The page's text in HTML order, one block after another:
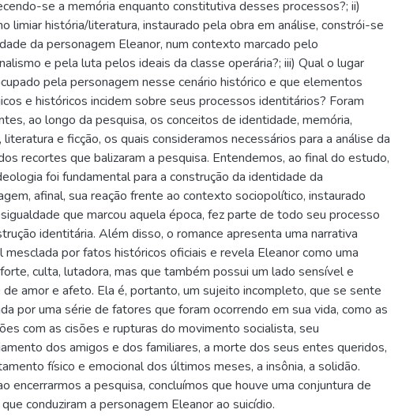
se a memória enquanto constitutiva desses processos?; ii)
limiar história/literatura, instaurado pela obra em análise, constrói-se
da personagem Eleanor, num contexto marcado pelo
e pela luta pelos ideais da classe operária?; iii) Qual o lugar
pela personagem nesse cenário histórico e que elementos
e históricos incidem sobre seus processos identitários? Foram
ao longo da pesquisa, os conceitos de identidade, memória,
literatura e ficção, os quais consideramos necessários para a análise da
recortes que balizaram a pesquisa. Entendemos, ao final do estudo,
foi fundamental para a construção da identidade da
afinal, sua reação frente ao contexto sociopolítico, instaurado
que marcou aquela época, fez parte de todo seu processo
identitária. Além disso, o romance apresenta uma narrativa
mesclada por fatos históricos oficiais e revela Eleanor como uma
culta, lutadora, mas que também possui um lado sensível e
de amor e afeto. Ela é, portanto, um sujeito incompleto, que se sente
por uma série de fatores que foram ocorrendo em sua vida, como as
com as cisões e rupturas do movimento socialista, seu
dos amigos e dos familiares, a morte dos seus entes queridos,
físico e emocional dos últimos meses, a insônia, a solidão.
encerrarmos a pesquisa, concluímos que houve uma conjuntura de
conduziram a personagem Eleanor ao suicídio.